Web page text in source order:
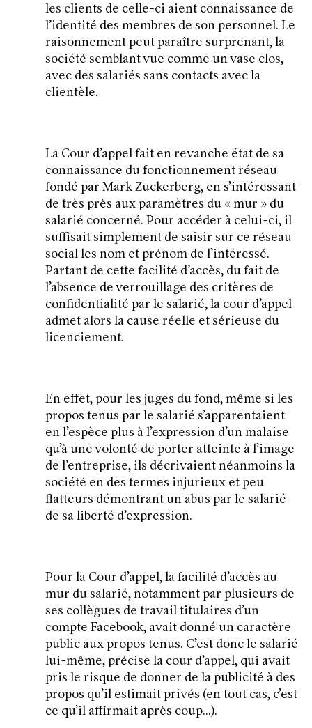
les clients de celle-ci aient connaissance de
l’identité des membres de son personnel. Le
raisonnement peut paraître surprenant, la
société semblant vue comme un vase clos,
avec des salariés sans contacts avec la
clientèle.
La Cour d’appel fait en revanche état de sa
connaissance du fonctionnement réseau
fondé par Mark Zuckerberg, en s’intéressant
de très près aux paramètres du « mur » du
salarié concerné. Pour accéder à celui-ci, il
suffisait simplement de saisir sur ce réseau
social les nom et prénom de l’intéressé.
Partant de cette facilité d’accès, du fait de
l’absence de verrouillage des critères de
confidentialité par le salarié, la cour d’appel
admet alors la cause réelle et sérieuse du
licenciement.
En effet, pour les juges du fond, même si les
propos tenus par le salarié s’apparentaient
en l’espèce plus à l’expression d’un malaise
qu’à une volonté de porter atteinte à l’image
de l’entreprise, ils décrivaient néanmoins la
société en des termes injurieux et peu
flatteurs démontrant un abus par le salarié
de sa liberté d’expression.
Pour la Cour d’appel, la facilité d’accès au
mur du salarié, notamment par plusieurs de
ses collègues de travail titulaires d’un
compte Facebook, avait donné un caractère
public aux propos tenus. C’est donc le salarié
lui-même, précise la cour d’appel, qui avait
pris le risque de donner de la publicité à des
propos qu’il estimait privés (en tout cas, c’est
ce qu’il affirmait après coup…).